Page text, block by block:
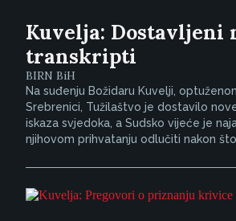
Kuvelja: Dostavljeni
transkripti
BIRN BiH
Na suđenju Božidaru Kuvelji,
Srebrenici, Tužilaštvo je dostavilo
iskaza svjedoka, a Sudsko vijeće je
njihovom prihvatanju odlučiti nakon što